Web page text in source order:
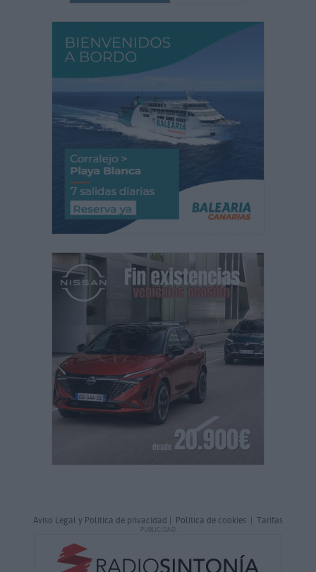
Aviso Legal y Política de privacidad | Política de cookies | Tarifas
PUBLICIDAD